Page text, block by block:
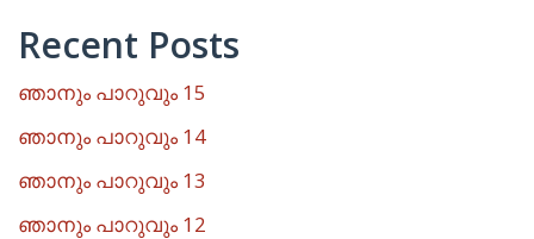
Recent Posts
ഞാനും പാറുവും 15
ഞാനും പാറുവും 14
ഞാനും പാറുവും 13
ഞാനും പാറുവും 12